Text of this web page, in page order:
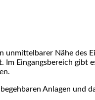
Nähe des
Eingangsbereich
Anlagen und